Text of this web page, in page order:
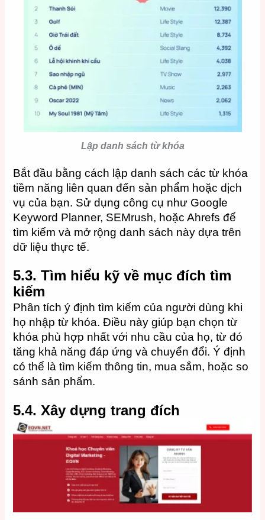
Lập danh sách từ khóa
Bắt đầu bằng cách lập danh sách các từ khóa
tiềm năng liên quan đến sản phẩm hoặc dịch
vụ của bạn. Sử dụng công cụ như Google
Keyword Planner, SEMrush, hoặc Ahrefs để
tìm kiếm và mở rộng danh sách này dựa trên
dữ liệu thực tế.
5.3.Tìm hiểu kỹ về mục đích tìm
kiếm
Phân tích ý định tìm kiếm của người dùng khi
họ nhập từ khóa. Điều này giúp bạn chọn từ
khóa phù hợp nhất với nhu cầu của họ, từ đó
tăng khả năng đáp ứng và chuyển đổi. Ý định
có thể là tìm kiếm thông tin, mua sắm, hoặc so
sánh sản phẩm.
5.4. Xây dựng trang đích